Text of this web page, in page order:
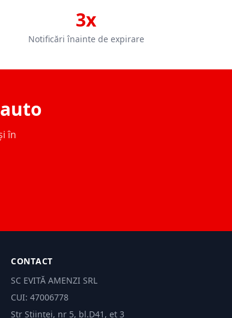
3x
Notificări înainte de expirare
în
CONTACT
SC EVITĂ AMENZI SRL
CUI: 47006778
Str Științei, nr 5, bl.D41, et 3